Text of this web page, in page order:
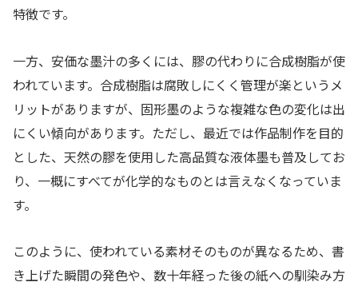
特徴です。
一方、安価な墨汁の多くには、膠の代わりに合成樹脂が使
われています。合成樹脂は腐敗しにくく管理が楽というメ
リットがありますが、固形墨のような複雑な色の変化は出
にくい傾向があります。ただし、最近では作品制作を目的
とした、天然の膠を使用した高品質な液体墨も普及してお
り、一概にすべてが化学的なものとは言えなくなっていま
す。
このように、使われている素材そのものが異なるため、書
き上げた瞬間の発色や、数十年経った後の紙への馴染み方